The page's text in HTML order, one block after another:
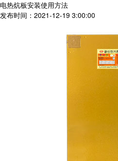
电热炕板安装使用方法
发布时间：2021-12-19 3:00:00